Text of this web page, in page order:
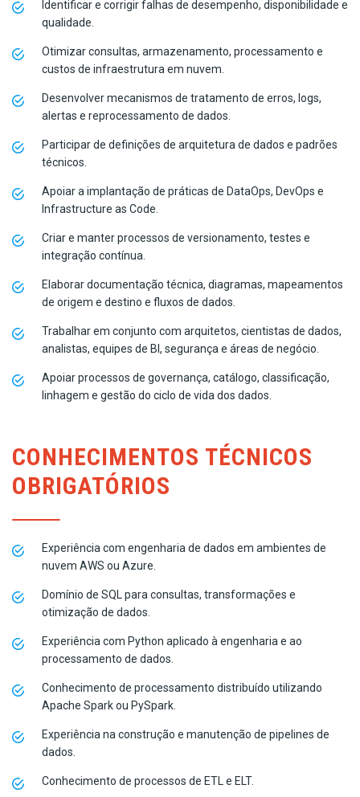
Identificar e corrigir falhas de desempenho, disponibilidade e
qualidade.
Otimizar consultas, armazenamento, processamento e
custos de infraestrutura em nuvem.
Desenvolver mecanismos de tratamento de erros, logs,
alertas e reprocessamento de dados.
Participar de definições de arquitetura de dados e padrões
técnicos.
Apoiar a implantação de práticas de DataOps, DevOps e
Infrastructure as Code.
Criar e manter processos de versionamento, testes e
integração contínua.
Elaborar documentação técnica, diagramas, mapeamentos
de origem e destino e fluxos de dados.
Trabalhar em conjunto com arquitetos, cientistas de dados,
analistas, equipes de BI, segurança e áreas de negócio.
Apoiar processos de governança, catálogo, classificação,
linhagem e gestão do ciclo de vida dos dados.
CONHECIMENTOS TÉCNICOS
OBRIGATÓRIOS
Experiência com engenharia de dados em ambientes de
nuvem AWS ou Azure.
Domínio de SQL para consultas, transformações e
otimização de dados.
Experiência com Python aplicado à engenharia e ao
processamento de dados.
Conhecimento de processamento distribuído utilizando
Apache Spark ou PySpark.
Experiência na construção e manutenção de pipelines de
dados.
Conhecimento de processos de ETL e ELT.